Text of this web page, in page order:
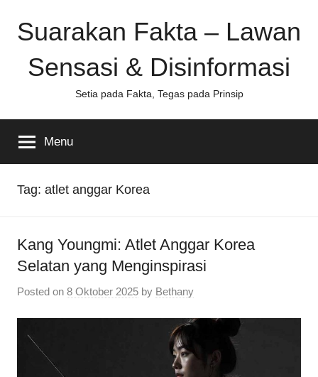
Suarakan Fakta – Lawan
Sensasi & Disinformasi
Setia pada Fakta, Tegas pada Prinsip
Menu
Tag: atlet anggar Korea
Kang Youngmi: Atlet Anggar Korea
Selatan yang Menginspirasi
Posted on 8 Oktober 2025 by Bethany